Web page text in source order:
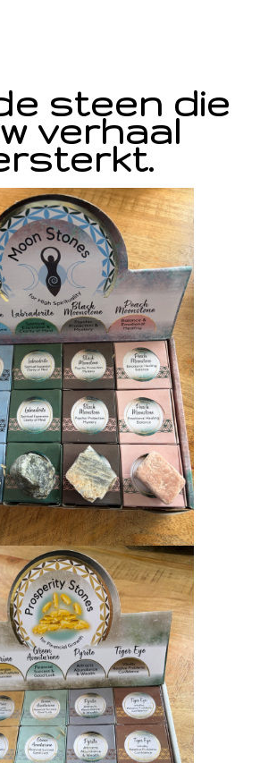
steen die
verhaal